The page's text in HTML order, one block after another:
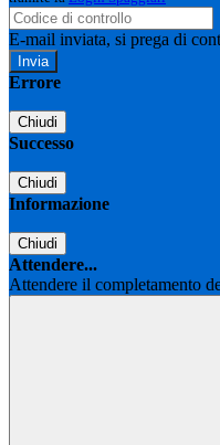
E-mail inviata, si prega di
Errore
Chiudi
Successo
Chiudi
Informazione
Chiudi
Attendere...
Attendere il completamento